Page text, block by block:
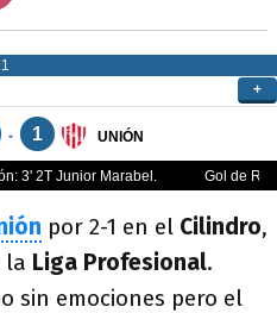
por 2-1 en el Cilindro,
la Liga Profesional.
sin emociones pero el